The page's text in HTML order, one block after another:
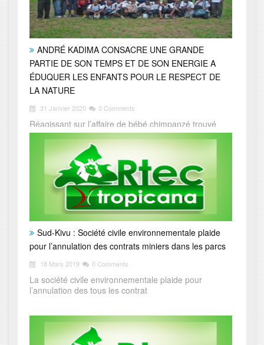
ANDRÉ KADIMA CONSACRE UNE GRANDE
PARTIE DE SON TEMPS ET DE SON ENERGIE A
ÉDUQUER LES ENFANTS POUR LE RESPECT DE
LA NATURE
31 Janvier 2020 0 Comments
Réagissant sur l’affaire de bébé chimpanzé trouvé
dans le m
Sud-Kivu : Société civile environnementale plaide
pour l’annulation des contrats miniers dans les parcs
18 Mars 2019 0 Comments
La société civile environnementale plaide pour
l’annulation des tous les contrat